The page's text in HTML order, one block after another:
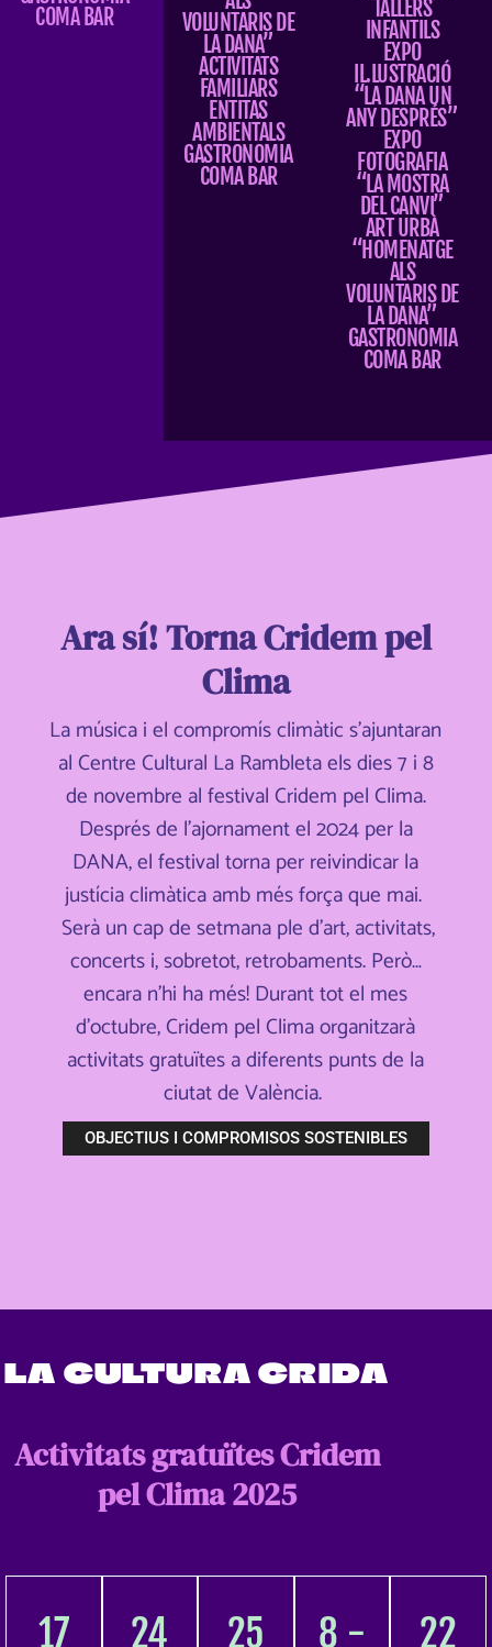
COMA BAR
VOLUNTARIS DE
LA DANA”
ACTIVITATS
FAMILIARS
ENTITAS
AMBIENTALS
GASTRONOMIA
COMA BAR
TALLERS
INFANTILS
EXPO
IL.LUSTRACIÓ
“LA DANA UN
ANY DESPRÉS”
EXPO
FOTOGRAFIA
“LA MOSTRA
DEL CANVI”
ART URBÀ
“HOMENATGE
ALS
VOLUNTARIS DE
LA DANA”
GASTRONOMIA
COMA BAR
Ara sí! Torna Cridem pel
Clima
La música i el compromís climàtic s’ajuntaran
al Centre Cultural La Rambleta els dies 7 i 8
de novembre al festival Cridem pel Clima.
Després de l’ajornament el 2024 per la
DANA, el festival torna per reivindicar la
justícia climàtica amb més força que mai.
Serà un cap de setmana ple d’art, activitats,
concerts i, sobretot, retrobaments. Però…
encara n’hi ha més! Durant tot el mes
d’octubre, Cridem pel Clima organitzarà
activitats gratuïtes a diferents punts de la
ciutat de València.
OBJECTIUS I COMPROMISOS SOSTENIBLES
LA CULTURA CRIDA
Activitats gratuïtes Cridem
pel Clima 2025
17 24 25 8 - 22